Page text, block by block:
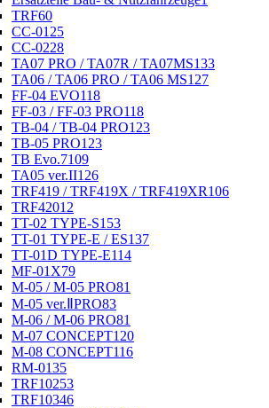
TRF60
CC-01 25
CC-0228
TA07 PRO / TA07R / TA07MS133
TA06 / TA06 PRO / TA06 MS127
FF-04 EVO118
FF-03 / FF-03 PRO118
TB-04 / TB-04 PRO123
TB-05 PRO123
TB Evo.7109
TA05 ver.II126
TRF419 / TRF419X / TRF419XR106
TRF42012
TT-02 TYPE-S153
TT-01 TYPE-E / ES137
TT-01D TYPE-E114
MF-01X79
M-05 / M-05 PRO81
M-05 ver.ⅡPRO83
M-06 / M-06 PRO81
M-07 CONCEPT120
M-08 CONCEPT116
RM-0135
TRF10253
TRF10346